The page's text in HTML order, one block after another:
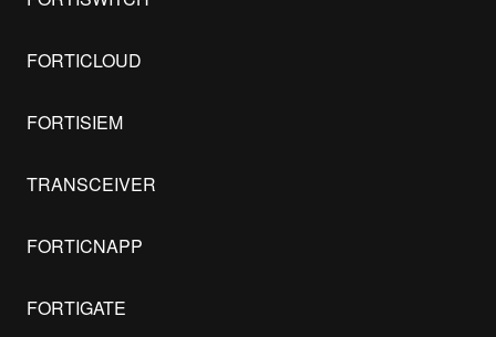
FORTICLOUD
FORTISIEM
TRANSCEIVER
FORTICNAPP
FORTIGATE